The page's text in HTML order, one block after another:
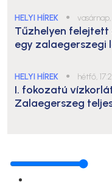
HELYI HÍREK ●
Tűzhelyen
egy zalaegerszegi
HELYI HÍREK ● hétfő,
I. fokozatú
Zalaegerszeg